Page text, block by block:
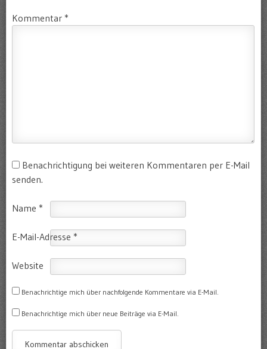
Kommentar *
Benachrichtigung bei weiteren Kommentaren per E-Mail
senden.
Name *
E-Mail-Adresse *
Website
Benachrichtige mich über nachfolgende Kommentare via E-Mail.
Benachrichtige mich über neue Beiträge via E-Mail.